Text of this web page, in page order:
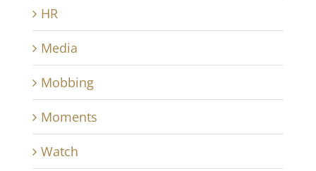
HR
Media
Mobbing
Moments
Watch